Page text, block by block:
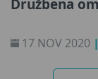
Družbena
17 NOV 2020